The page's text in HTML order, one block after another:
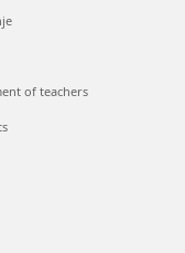
of teachers